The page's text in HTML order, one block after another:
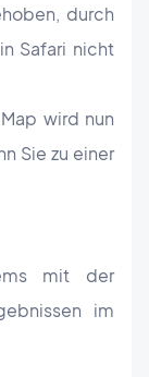
durch
Safari nicht
wird nun
Sie zu einer
mit der
im